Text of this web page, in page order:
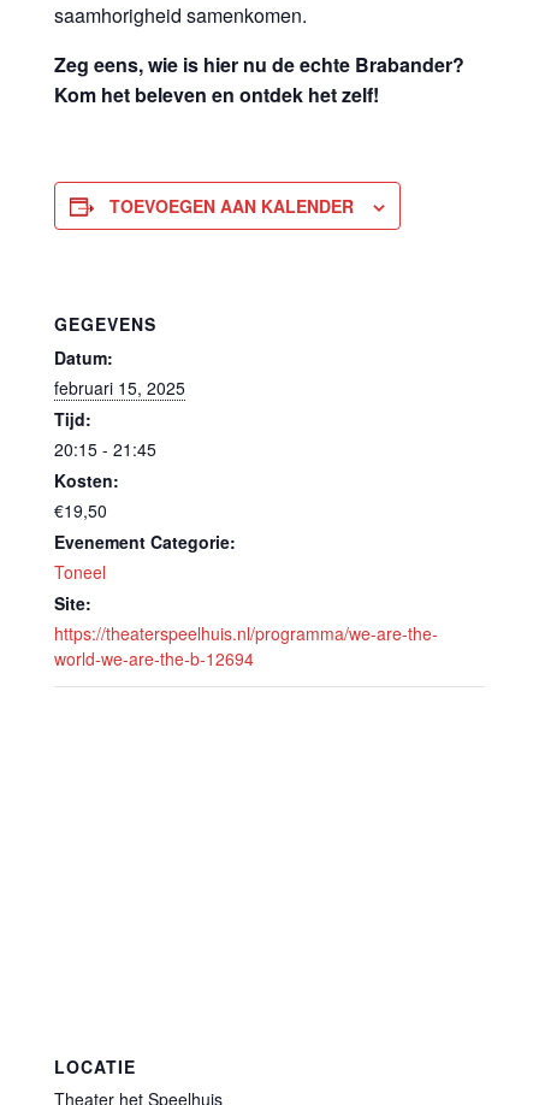
saamhorigheid samenkomen.
Zeg eens, wie is hier nu de echte Brabander?
Kom het beleven en ontdek het zelf!
TOEVOEGEN AAN KALENDER
GEGEVENS
Datum:
februari 15, 2025
Tijd:
20:15 - 21:45
Kosten:
€19,50
Evenement Categorie:
Toneel
Site:
https://theaterspeelhuis.nl/programma/we-are-the-
world-we-are-the-b-12694
LOCATIE
Theater het Speelhuis